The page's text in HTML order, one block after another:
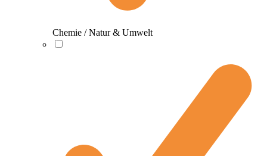
Chemie / Natur & Umwelt